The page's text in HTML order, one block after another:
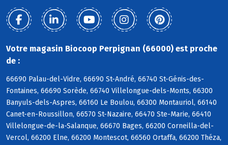
Votre magasin Biocoop Perpignan (66000) est proche
de :
66690 Palau-del-Vidre, 66690 St-André, 66740 St-Génis-des-
Fontaines, 66690 Sorède, 66740 Villelongue-dels-Monts, 66300
Banyuls-dels-Aspres, 66160 Le Boulou, 66300 Montauriol, 66140
Canet-en-Roussillon, 66570 St-Nazaire, 66470 Ste-Marie, 66410
Villelongue-de-la-Salanque, 66670 Bages, 66200 Corneilla-del-
Vercol, 66200 Elne, 66200 Montescot, 66560 Ortaffa, 66200 Théza,